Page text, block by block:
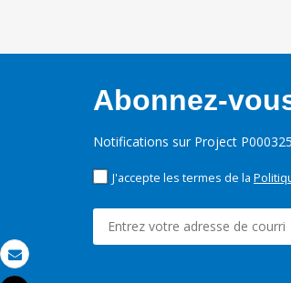
Email
Abonnez-
Notifications sur Project P000325
J'accepte les termes de la